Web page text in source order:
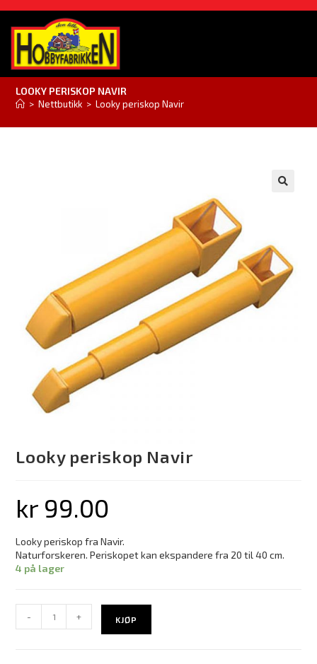
LOOKY PERISKOP NAVIR
> Nettbutikk > Looky periskop Navir
Looky periskop Navir
kr 99.00
Looky periskop fra Navir.
Naturforskeren. Periskopet kan ekspandere fra 20 til 40 cm.
4 på lager
- + KJØP